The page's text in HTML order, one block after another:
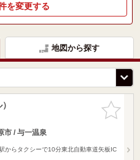
を変更する
地図から探す
お気に入
りに追加
市 / 与一温泉
からタクシーで10分東北自動車道矢板IC